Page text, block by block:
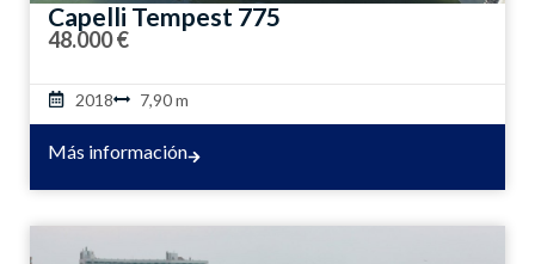
Capelli Tempest 775
48.000 €
2018 7,90 m
Más información